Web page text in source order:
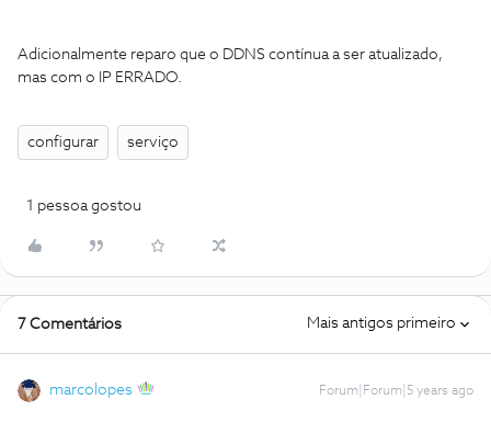
Adicionalmente reparo que o DDNS contínua a ser atualizado,
mas com o IP ERRADO.
configurar serviço
1 pessoa gostou
7 Comentários Mais antigos primeiro
marcolopes Forum|Forum|5 years ago